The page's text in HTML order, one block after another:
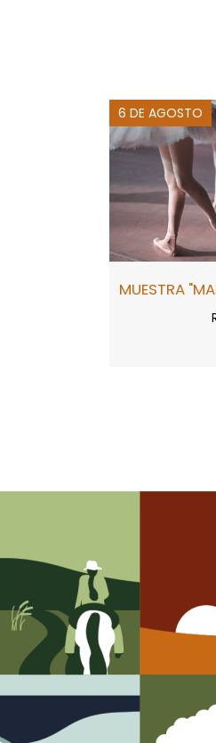
6 DE AGOSTO
MUESTRA